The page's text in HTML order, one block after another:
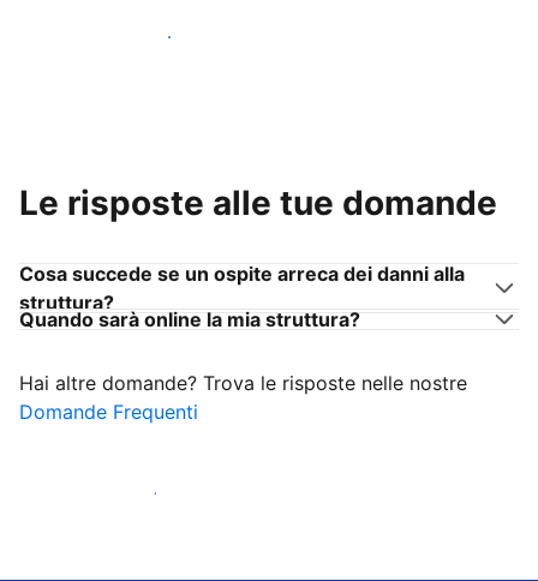
Unisciti ad altri host come te
Le risposte alle tue domande
Cosa succede se un ospite arreca dei danni alla
struttura?
Quando sarà online la mia struttura?
Hai altre domande? Trova le risposte nelle nostre
Domande Frequenti
Inizia ad accogliere ospiti